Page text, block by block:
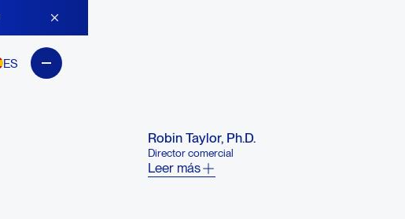
ES
Robin Taylor, Ph.D.
Director comercial
Leer más